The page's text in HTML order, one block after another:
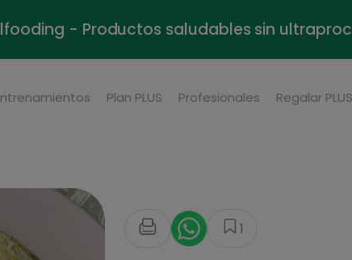
- Productos saludables sin
Plan PLUS Profesionales Regalar PLUS
1